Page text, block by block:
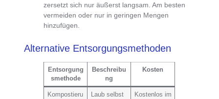
zersetzt sich nur äußerst langsam. Am besten
vermeiden oder nur in geringen Mengen
hinzufügen.
Alternative Entsorgungsmethoden
Entsorgung
smethode
Beschreibu
ng
Kosten
Kompostieru
Laub selbst
Kostenlos im